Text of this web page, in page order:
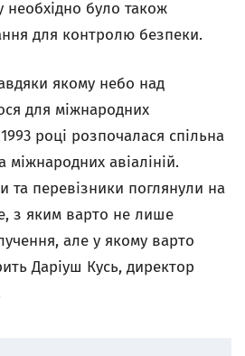
необхідно було також
для контролю безпеки.
якому небо над
для міжнародних
році розпочалася спільна
авіаліній.
та перевізники поглянули на
з яким варто не лише
але у якому варто
Даріуш Кусь, директор